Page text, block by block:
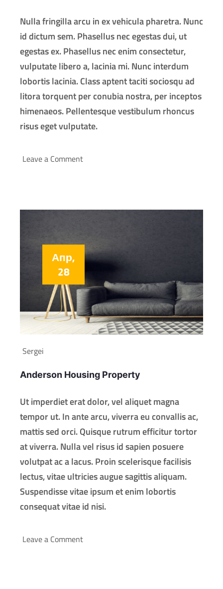
Nulla fringilla arcu in ex vehicula pharetra. Nunc
id dictum sem. Phasellus nec egestas dui, ut
egestas ex. Phasellus nec enim consectetur,
vulputate libero a, lacinia mi. Nunc interdum
lobortis lacinia. Class aptent taciti sociosqu ad
litora torquent per conubia nostra, per inceptos
himenaeos. Pellentesque vestibulum rhoncus
risus eget vulputate.
Leave a Comment
Апр,
28
Sergei
Anderson Housing Property
Ut imperdiet erat dolor, vel aliquet magna
tempor ut. In ante arcu, viverra eu convallis ac,
mattis sed orci. Quisque rutrum efficitur tortor
at viverra. Nulla vel risus id sapien posuere
volutpat ac a lacus. Proin scelerisque facilisis
lectus, vitae ultricies augue sagittis aliquam.
Suspendisse vitae ipsum et enim lobortis
consequat vitae id nisi.
Leave a Comment